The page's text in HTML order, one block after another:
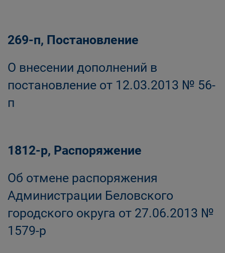
269-п, Постановление
О внесении дополнений в
постановление от 12.03.2013 № 56-
п
1812-р, Распоряжение
Об отмене распоряжения
Администрации Беловского
городского округа от 27.06.2013 №
1579-р